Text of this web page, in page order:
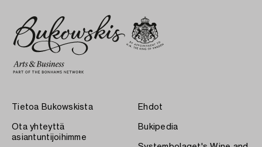
Tietoa Bukowskista
Ota yhteyttä
asiantuntijoihimme
Ehdot
Bukipedia